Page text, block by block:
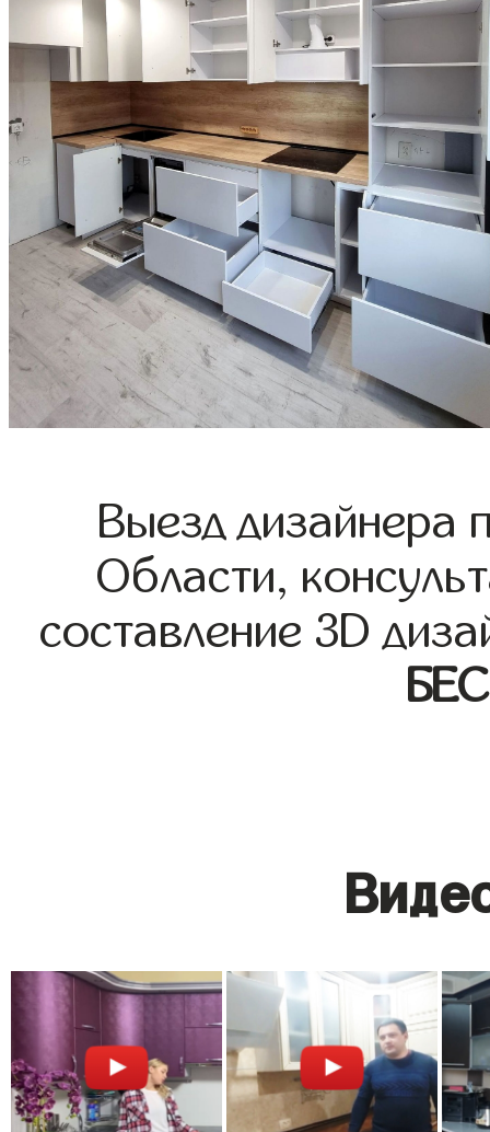
Выезд дизайнера
Области,
составление 3D